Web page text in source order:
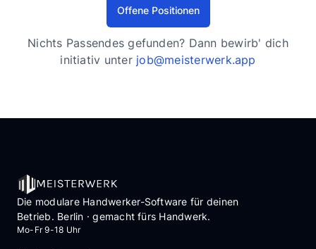
Offene Positionen
Nichts Passendes gefunden? Dann bewirb' dich
initiativ unter job@meisterwerk.app
Die modulare Handwerker-Software für deinen
Betrieb. Berlin · gemacht fürs Handwerk.
Mo-Fr 9-18 Uhr